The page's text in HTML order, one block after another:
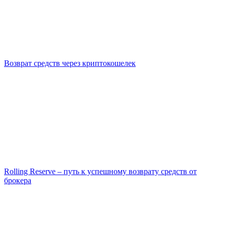
Возврат средств через криптокошелек
Rolling Reserve – путь к успешному возврату средств от
брокера